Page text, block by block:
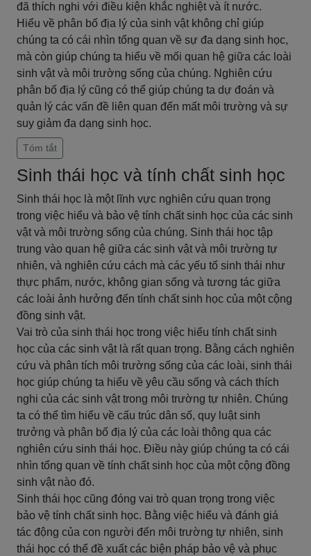
đã thích nghi với điều kiện khắc nghiệt và ít nước.
Hiểu về phân bố địa lý của sinh vật không chỉ giúp
chúng ta có cái nhìn tổng quan về sự đa dạng sinh học,
mà còn giúp chúng ta hiểu về mối quan hệ giữa các loài
sinh vật và môi trường sống của chúng. Nghiên cứu
phân bố địa lý cũng có thể giúp chúng ta dự đoán và
quản lý các vấn đề liên quan đến mất môi trường và sự
suy giảm đa dạng sinh học.
Tóm tắt
Sinh thái học và tính chất sinh học
Sinh thái học là một lĩnh vực nghiên cứu quan trọng
trong việc hiểu và bảo vệ tính chất sinh học của các sinh
vật và môi trường sống của chúng. Sinh thái học tập
trung vào quan hệ giữa các sinh vật và môi trường tự
nhiên, và nghiên cứu cách mà các yếu tố sinh thái như
thực phẩm, nước, không gian sống và tương tác giữa
các loài ảnh hưởng đến tính chất sinh học của một cộng
đồng sinh vật.
Vai trò của sinh thái học trong việc hiểu tính chất sinh
học của các sinh vật là rất quan trọng. Bằng cách nghiên
cứu và phân tích môi trường sống của các loài, sinh thái
học giúp chúng ta hiểu về yêu cầu sống và cách thích
nghi của các sinh vật trong môi trường tự nhiên. Chúng
ta có thể tìm hiểu về cấu trúc dân số, quy luật sinh
trưởng và phân bố địa lý của các loài thông qua các
nghiên cứu sinh thái học. Điều này giúp chúng ta có cái
nhìn tổng quan về tính chất sinh học của một cộng đồng
sinh vật nào đó.
Sinh thái học cũng đóng vai trò quan trọng trong việc
bảo vệ tính chất sinh học. Bằng việc hiểu và đánh giá
tác động của con người đến môi trường tự nhiên, sinh
thái học có thể đề xuất các biện pháp bảo vệ và phục